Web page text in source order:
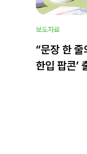
보도자료
“문장 한
한입 팝콘’